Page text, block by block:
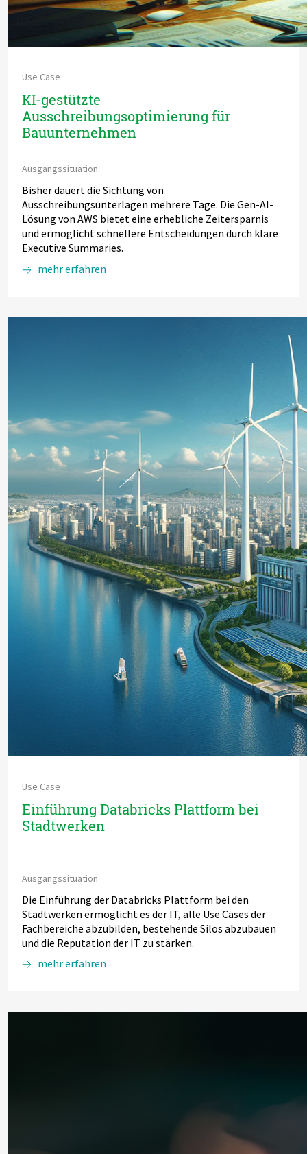
Use Case
KI-gestützte
Ausschreibungsoptimierung für
Bauunternehmen
Ausgangssituation
Bisher dauert die Sichtung von
Ausschreibungsunterlagen mehrere Tage. Die Gen-AI-
Lösung von AWS bietet eine erhebliche Zeitersparnis
und ermöglicht schnellere Entscheidungen durch klare
Executive Summaries.
mehr erfahren
Use Case
Einführung Databricks Plattform bei
Stadtwerken
Ausgangssituation
Die Einführung der Databricks Plattform bei den
Stadtwerken ermöglicht es der IT, alle Use Cases der
Fachbereiche abzubilden, bestehende Silos abzubauen
und die Reputation der IT zu stärken.
mehr erfahren